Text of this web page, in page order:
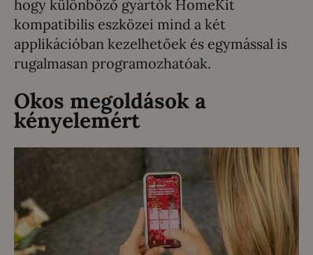
hogy különböző gyártók HomeKit
kompatibilis eszközei mind a két
applikációban kezelhetőek és egymással is
rugalmasan programozhatóak.
Okos megoldások a
kényelemért